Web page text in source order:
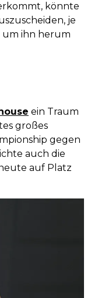
könnte
je
um ihn herum
ein Traum
großes
gegen
auch die
auf Platz